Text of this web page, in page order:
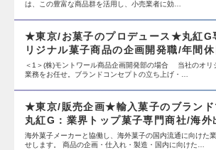
は、この豊富な商品群を活用し、小売業者に効…
★東京/お菓子のプロデュース★丸紅G
リジナル菓子商品の企画開発職/年間
＜1＞(株)モントワール商品企画開発部の場合 当社のオリ
業務をお任せ。ブランドコンセプトの立ち上げ・…
★東京/販売企画★輸入菓子のブランド
丸紅G：業界トップ菓子専門商社/海外
海外菓子メーカーと協働し、海外菓子の国内流通に向けた
せします。 商品の企画・仕入れ・製造・国内に向けた…